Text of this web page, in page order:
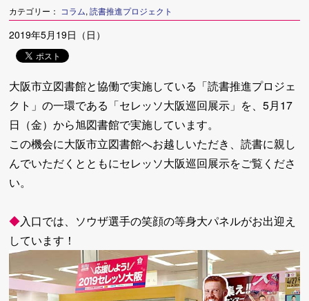
カテゴリー： コラム, 読書推進プロジェクト
2019年5月19日（日）
大阪市立図書館と協働で実施している「読書推進プロジェ
クト」の一環である「セレッソ大阪巡回展示」を、5月17
日（金）から旭図書館で実施しています。
この機会に大阪市立図書館へお越しいただき、読書に親し
んでいただくとともにセレッソ大阪巡回展示をご覧くださ
い。
◆入口では、ソウザ選手の笑顔の等身大パネルがお出迎え
しています！